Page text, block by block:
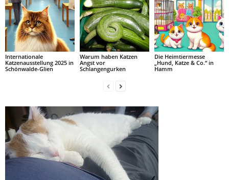
Internationale
Katzenausstellung 2025 in
Schönwalde-Glien
Warum haben Katzen
Angst vor
Schlangengurken
Die Heimtiermesse
„Hund, Katze & Co.“ in
Hamm